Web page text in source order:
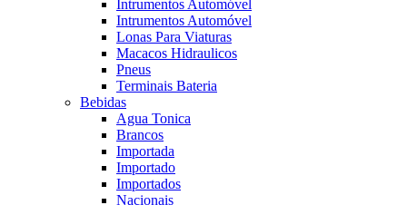
Intrumentos Automóvel
Intrumentos Automóvel
Lonas Para Viaturas
Macacos Hidraulicos
Pneus
Terminais Bateria
Bebidas
Agua Tonica
Brancos
Importada
Importado
Importados
Nacionais